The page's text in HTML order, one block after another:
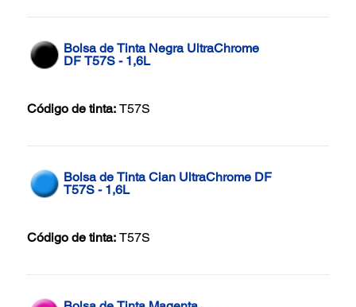
Bolsa de Tinta Negra UltraChrome
DF T57S - 1,6L
Código de tinta: T57S
Bolsa de Tinta Cian UltraChrome DF
T57S - 1,6L
Código de tinta: T57S